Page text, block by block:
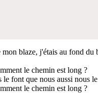
mon blaze, j'étais au fond du
le chemin est long ?
le font que nous aussi nous
le chemin est long ?